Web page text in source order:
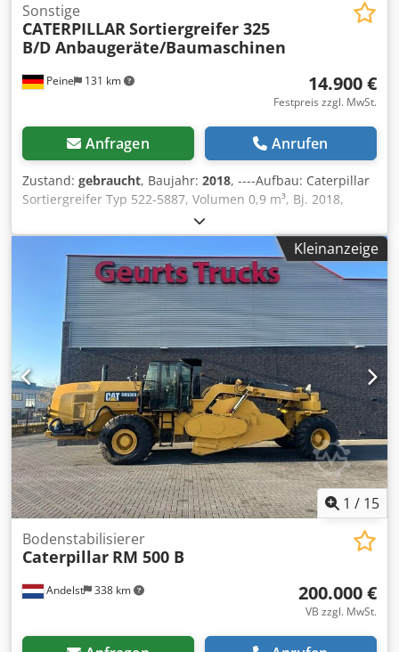
Peine 131 km
Sonstige
CATERPILLARSortiergreifer 325
B/D Anbaugeräte/Baumaschinen
14.900 €
Festpreis zzgl. MwSt.
Anfragen Anrufen
Zustand: gebraucht, Baujahr: 2018, ----Aufbau: Caterpillar
Sortiergreifer Typ 522-5887, Volumen 0,9 m³, Bj. 2018,
Gewicht: 2.073 kg. I.D.-Plate Modell 226-4127, Typ
CW20/CW30/CW40, Bj. 2018, Gewicht: 141,2kg Dcjdpfx
Asqrltrsc Eok Verkauf nur an Gewerbetreibende. BEI
EXPORT IST NUR DER NETTOPREIS ZU BEZAHLEN !!!!! ALLE
ANGABEN OHNE GEWÄHR INS.
AUSSTATTUNG+ZUBEHÖR.Grundlage aller Kaufverträge,
Rechnungen, Proforma-Rechnungen, Bestellungen,
Verkaufsgespräche sind unsere AGBs (Siehe dazu
Impressum).
Kleinanzeige
1 / 15
Andelst 338 km
Bodenstabilisierer
Caterpillar RM 500 B
200.000 €
VB zzgl. MwSt.